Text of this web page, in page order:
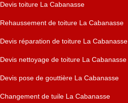
Devis toiture La Cabanasse
Rehaussement de toiture La Cabanasse
Devis réparation de toiture La Cabanasse
Devis nettoyage de toiture La Cabanasse
Devis pose de gouttière La Cabanasse
Changement de tuile La Cabanasse